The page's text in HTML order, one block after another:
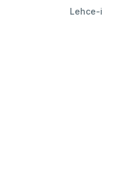
Lehce-i